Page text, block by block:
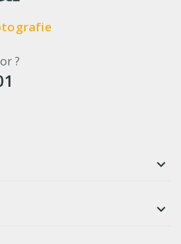
?

